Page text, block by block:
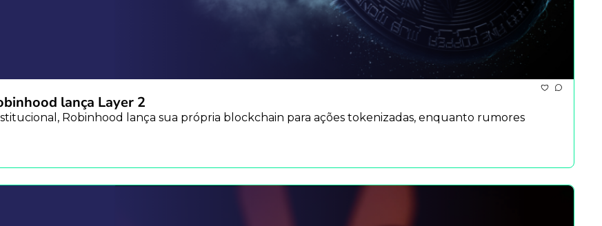
lança Layer 2
Robinhood lança sua própria blockchain para ações tokenizadas, enquanto rumores